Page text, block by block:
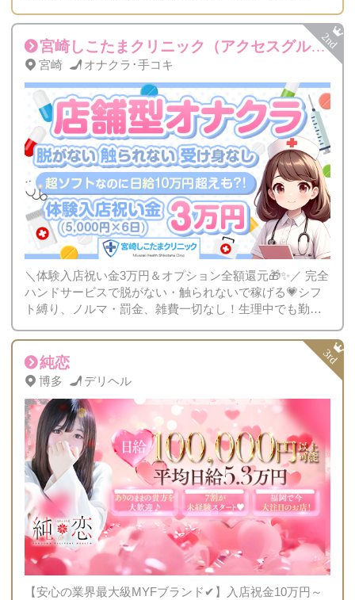
宮崎しこたまクリニック（アクセスグループ）
宮崎 オナクラ･手コキ
＼体験入店祝い金3万円＆オプション全額還元🎁✨／ 完全
ハンドサービスで脱がない・触られないで稼げる💗シフ
ト縛り、ノルマ・罰金、雑費一切なし！生理中でも勤務
純恋
博多 デリヘル
【安心の業界最大級MYFブランド✔】入店祝金10万円～